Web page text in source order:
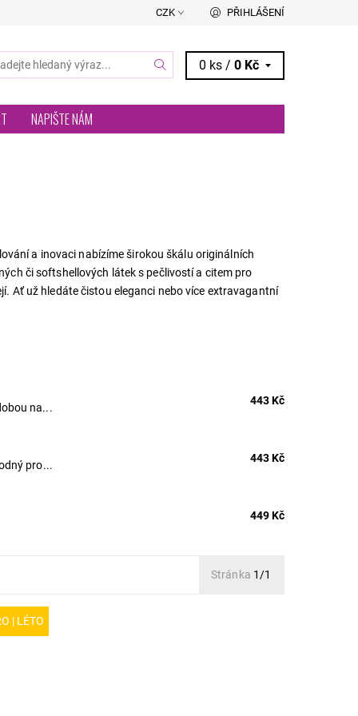
CZK PŘIHLÁŠENÍ
0 ks /0 Kč
NAPIŠTE NÁM
a inovaci nabízíme širokou škálu originálních
či softshellových látek s pečlivostí a citem pro
Ať už hledáte čistou eleganci nebo více extravagantní
na...
443 Kč
pro...
443 Kč
449 Kč
Stránka 1/1
| LÉTO
a